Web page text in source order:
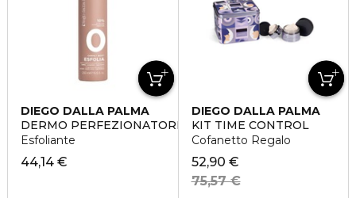
DIEGO DALLA PALMA
DERMO PERFEZIONATORE PROGRESSIVO
Esfoliante
44,14 €
DIEGO DALLA PALMA
KIT TIME CONTROL
Cofanetto Regalo
52,90 €
75,57 €